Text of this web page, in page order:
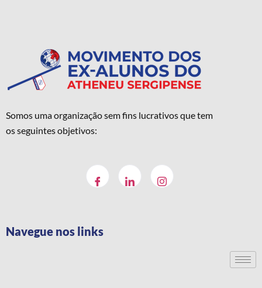
Somos uma organização sem fins lucrativos que tem
os seguintes objetivos:
Navegue nos links